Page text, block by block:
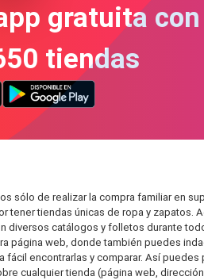
gratuita con
tiendas
sólo de realizar la compra familiar en
tiendas únicas de ropa y zapatos.
diversos catálogos y folletos durante
web, donde también puedes
encontrarlas y comparar. Así
cualquier tienda (página web,